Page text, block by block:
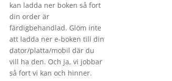
kan ladda ner boken så fort
din order är
färdigbehandlad. Glöm inte
att ladda ner e-boken till din
dator/platta/mobil där du
vill ha den. Och ja, vi jobbar
så fort vi kan och hinner.